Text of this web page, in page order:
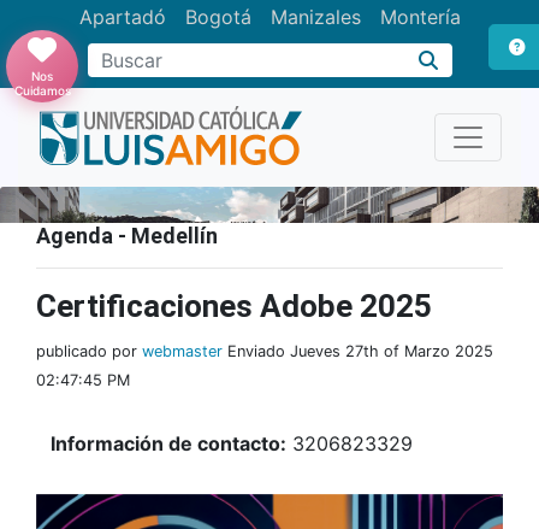
Apartadó Bogotá Manizales Montería
Buscar
Nos
Cuidamos
Agenda - Medellín
Certificaciones Adobe 2025
publicado por webmaster Enviado Jueves 27th of Marzo 2025
02:47:45 PM
Información de contacto: 3206823329